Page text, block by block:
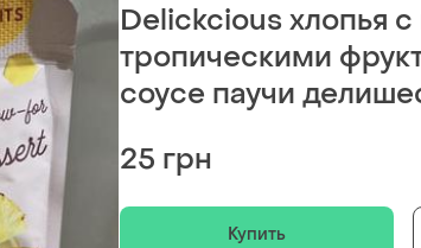
Delickcious хлопья
тропическими
соусе паучи
25 грн
Купить